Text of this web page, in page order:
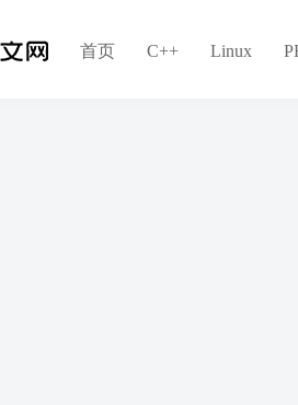
首页 C++ Linux